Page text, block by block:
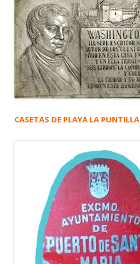
CASETAS DE PLAYA LA PUNTILLA